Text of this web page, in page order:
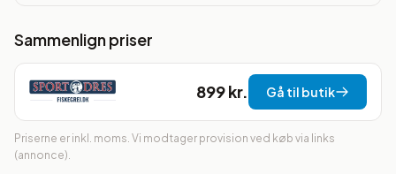
Sammenlign priser
899 kr. Gå til butik
Priserne er inkl. moms. Vi modtager provision ved køb via links
(annonce).